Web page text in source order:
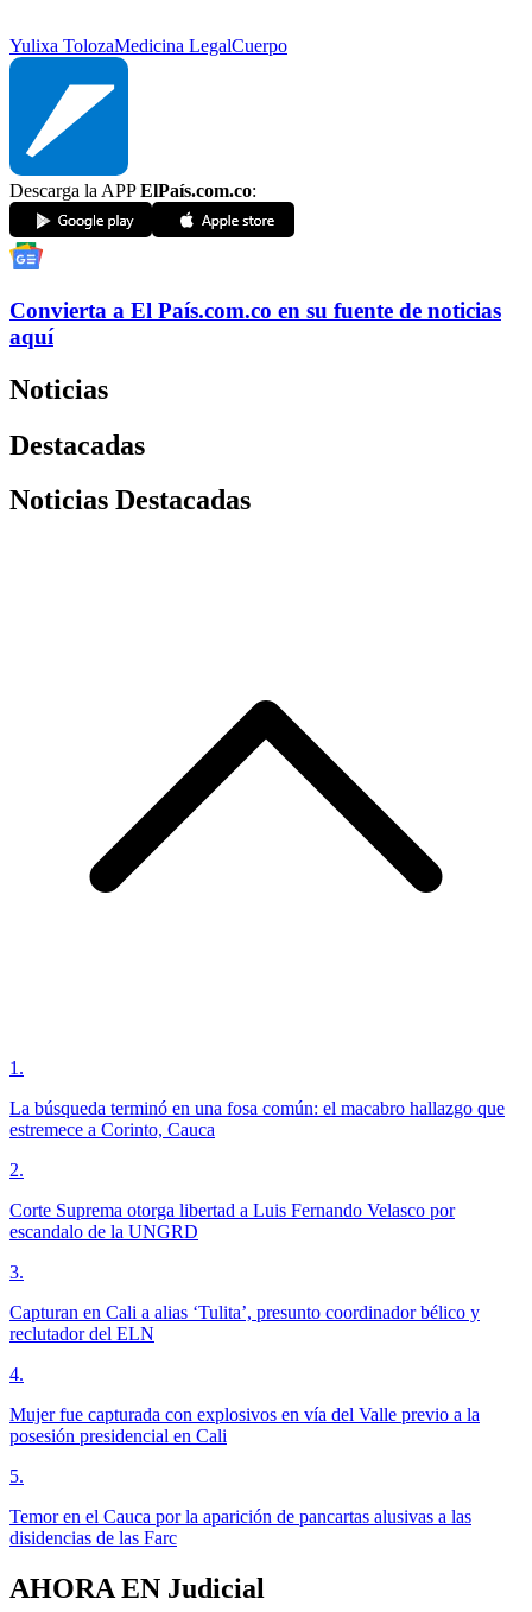
Yulixa TolozaMedicina LegalCuerpo
Descarga la APPElPaís.com.co:
Convierta a El País.com.co en su fuente de noticias
aquí
Noticias
Destacadas
Noticias Destacadas
1 .
La búsqueda terminó en una fosa común: el macabro hallazgo que
estremece a Corinto, Cauca
2.
Corte Suprema otorga libertad a Luis Fernando Velasco por
escandalo de la UNGRD
3.
Capturan en Cali a alias ‘Tulita’, presunto coordinador bélico y
reclutador del ELN
4.
Mujer fue capturada con explosivos en vía del Valle previo a la
posesión presidencial en Cali
5.
Temor en el Cauca por la aparición de pancartas alusivas a las
disidencias de las Farc
AHORA EN Judicial